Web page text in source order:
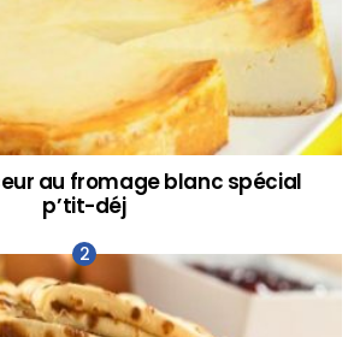
au fromage blanc spécial
p’tit-déj